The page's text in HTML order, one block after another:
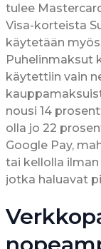
tulee
Visa-korteista
käytetään
Puhelinmaksut
käytettiin vain
nousi 14
olla jo 22
Google Pay,
tai kellolla
jotka haluavat